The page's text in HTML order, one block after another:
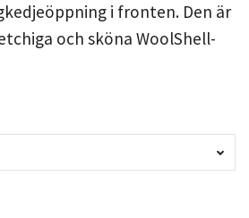
i fronten. Den är
och sköna WoolShell-